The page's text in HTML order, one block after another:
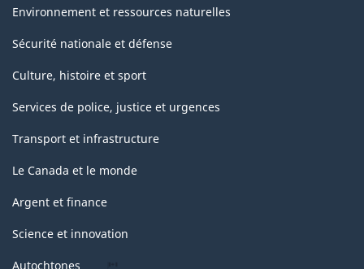
Environnement et ressources naturelles
Sécurité nationale et défense
Culture, histoire et sport
Services de police, justice et urgences
Transport et infrastructure
Le Canada et le monde
Argent et finance
Science et innovation
Autochtones